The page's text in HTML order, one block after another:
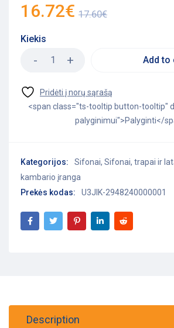
17.60€
16.72€
Kiekis
Add to
<span class="ts-tooltip button-tooltip"
palyginimui">Palyginti</
Kategorijos: Sifonai, Sifonai, trapai ir
kambario įranga
Prekės kodas:
U3JIK-2948240000001
Description